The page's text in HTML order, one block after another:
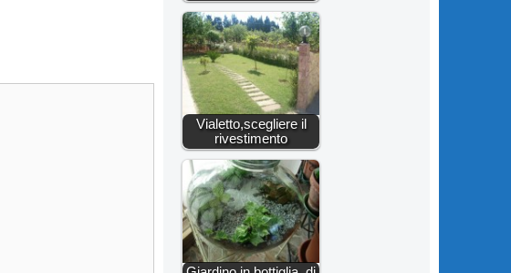
Vialetto,scegliere il
rivestimento